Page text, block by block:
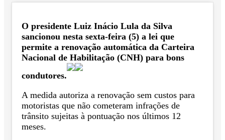
O presidente Luiz Inácio Lula da Silva
sancionou nesta sexta-feira (5) a lei que
permite a renovação automática da Carteira
Nacional de Habilitação (CNH) para bons
condutores.
A medida autoriza a renovação sem custos para
motoristas que não cometeram infrações de
trânsito sujeitas à pontuação nos últimos 12
meses.